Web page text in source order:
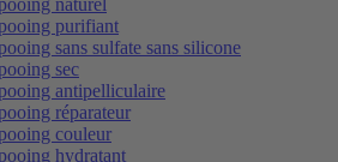
naturel
purifiant
sans sulfate sans silicone
sec
antipelliculaire
réparateur
couleur
hydratant